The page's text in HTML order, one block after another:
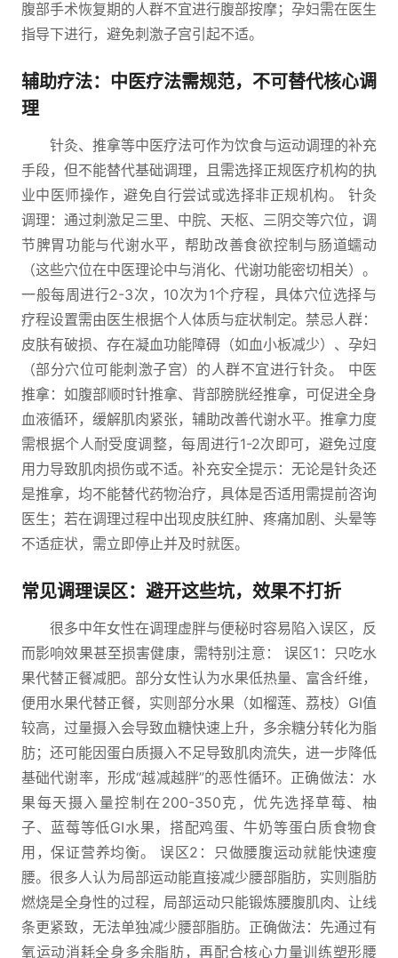
腹部手术恢复期的人群不宜进行腹部按摩；孕妇需在医生
指导下进行，避免刺激子宫引起不适。
辅助疗法：中医疗法需规范，不可替代核心调
理
针灸、推拿等中医疗法可作为饮食与运动调理的补充
手段，但不能替代基础调理，且需选择正规医疗机构的执
业中医师操作，避免自行尝试或选择非正规机构。 针灸
调理：通过刺激足三里、中脘、天枢、三阴交等穴位，调
节脾胃功能与代谢水平，帮助改善食欲控制与肠道蠕动
（这些穴位在中医理论中与消化、代谢功能密切相关）。
一般每周进行2-3次，10次为1个疗程，具体穴位选择与
疗程设置需由医生根据个人体质与症状制定。禁忌人群：
皮肤有破损、存在凝血功能障碍（如血小板减少）、孕妇
（部分穴位可能刺激子宫）的人群不宜进行针灸。 中医
推拿：如腹部顺时针推拿、背部膀胱经推拿，可促进全身
血液循环，缓解肌肉紧张，辅助改善代谢水平。推拿力度
需根据个人耐受度调整，每周进行1-2次即可，避免过度
用力导致肌肉损伤或不适。补充安全提示：无论是针灸还
是推拿，均不能替代药物治疗，具体是否适用需提前咨询
医生；若在调理过程中出现皮肤红肿、疼痛加剧、头晕等
不适症状，需立即停止并及时就医。
常见调理误区：避开这些坑，效果不打折
很多中年女性在调理虚胖与便秘时容易陷入误区，反
而影响效果甚至损害健康，需特别注意： 误区1：只吃水
果代替正餐减肥。部分女性认为水果低热量、富含纤维，
便用水果代替正餐，实则部分水果（如榴莲、荔枝）GI值
较高，过量摄入会导致血糖快速上升，多余糖分转化为脂
肪；还可能因蛋白质摄入不足导致肌肉流失，进一步降低
基础代谢率，形成“越减越胖”的恶性循环。正确做法：水
果每天摄入量控制在200-350克，优先选择草莓、柚
子、蓝莓等低GI水果，搭配鸡蛋、牛奶等蛋白质食物食
用，保证营养均衡。 误区2：只做腰腹运动就能快速瘦
腰。很多人认为局部运动能直接减少腰部脂肪，实则脂肪
燃烧是全身性的过程，局部运动只能锻炼腰腹肌肉、让线
条更紧致，无法单独减少腰部脂肪。正确做法：先通过有
氧运动消耗全身多余脂肪，再配合核心力量训练塑形腰